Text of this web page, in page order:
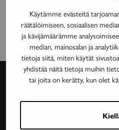
Käytämme evästeitä
räätälöimiseen, sosiaalisen
ja kävijämäärämme
median, mainosalan ja
tietoja siitä, miten käytät
yhdistää näitä tietoja muihin
tai joita on kerätty, kun olet
Avain-